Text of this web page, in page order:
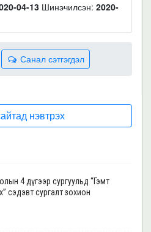
04-13 Шинэчилсэн: 2020-
Санал сэтгэгдэл
нэвтрэх
4 дүгээр сургуульд “Гэмт
сэдэвт сургалт зохион